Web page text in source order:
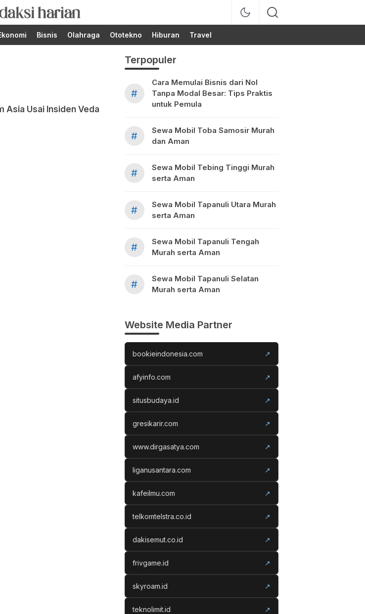
RedaksiHarian.com
Terupdate dari
Harian!
Bisnis Olahraga Ototekno Hiburan Travel
Asia Usai Insiden Veda
Terpopuler
#
Cara Memulai Bisnis dari Nol
Tanpa Modal Besar: Tips Praktis
untuk Pemula
#
Sewa Mobil Toba Samosir Murah
dan Aman
#
Sewa Mobil Tebing Tinggi Murah
serta Aman
#
Sewa Mobil Tapanuli Utara Murah
serta Aman
#
Sewa Mobil Tapanuli Tengah
Murah serta Aman
#
Sewa Mobil Tapanuli Selatan
Murah serta Aman
Website Media Partner
bookieindonesia.com ↗
afyinfo.com ↗
situsbudaya.id ↗
gresikarir.com ↗
www.dirgasatya.com ↗
liganusantara.com ↗
kafeilmu.com ↗
telkomtelstra.co.id ↗
dakisemut.co.id ↗
frivgame.id ↗
skyroam.id ↗
teknolimit.id ↗